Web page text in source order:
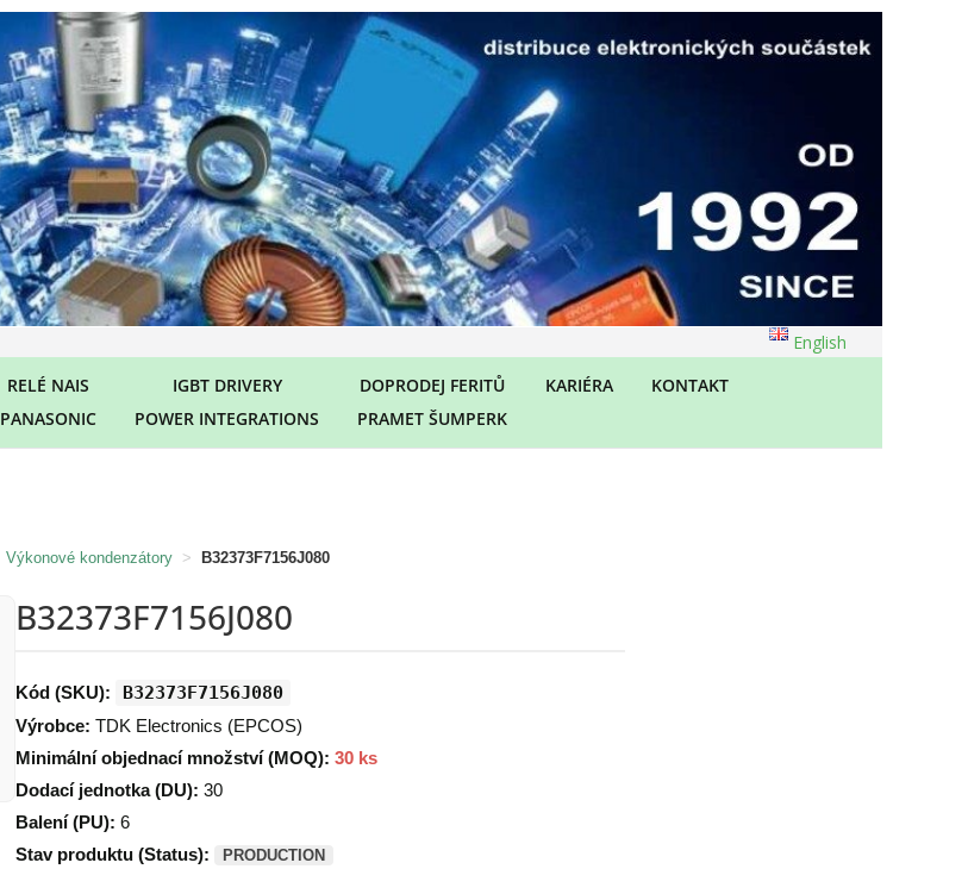
English
RELÉ NAIS
PANASONIC
IGBT DRIVERY
POWER INTEGRATIONS
DOPRODEJ FERITŮ
PRAMET ŠUMPERK
KARIÉRA KONTAKT
Výkonové kondenzátory > B32373F7156J080
B32373F7156J080
Kód (SKU): B32373F7156J080
Výrobce: TDK Electronics (EPCOS)
Minimální objednací množství (MOQ): 30 ks
Dodací jednotka (DU): 30
Balení (PU): 6
Stav produktu (Status):
PRODUCTION